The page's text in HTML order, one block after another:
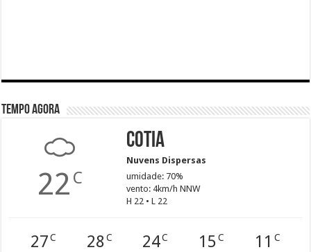
Tempo agora
22 C
Cotia
Nuvens Dispersas
umidade: 70%
vento: 4km/h NNW
H 22 • L 22
27C 28C 24C 15C 11 C